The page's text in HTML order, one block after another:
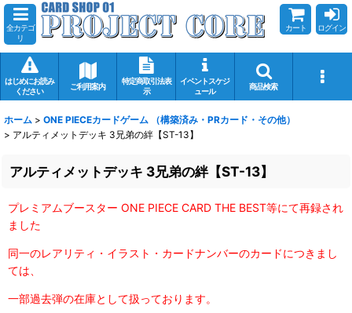
全カテゴ
リ
カート ログイン
はじめにお読み
ください
ご利用案内
特定商取引法表
示
イベントスケジ
ュール
商品検索
ホーム > ONE PIECEカードゲーム （構築済み・PRカード・その他）
> アルティメットデッキ 3兄弟の絆【ST-13】
アルティメットデッキ 3兄弟の絆【ST-13】
プレミアムブースター ONE PIECE CARD THE BEST等にて再録され
ました
同一のレアリティ・イラスト・カードナンバーのカードにつきまし
ては、
一部過去弾の在庫として扱っております。